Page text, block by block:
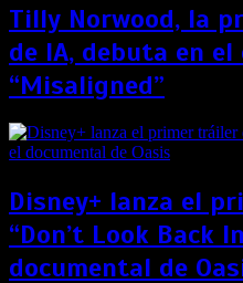
Tilly Norwood, la
de IA, debuta en
“Misaligned”
Disney+ lanza el
“Don’t Look Back
documental de